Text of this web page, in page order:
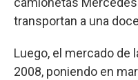
transportan a una
Luego, el mercado de
2008, poniendo en